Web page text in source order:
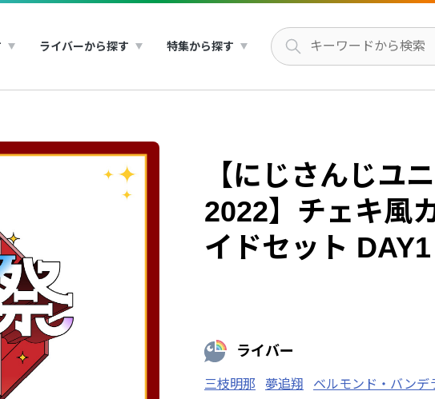
ライバーから探す 特集から探す
【にじさんじユ
2022】チェキ風
イドセット DAY1
ライバー
三枝明那 夢追翔 ベルモンド・バンデ